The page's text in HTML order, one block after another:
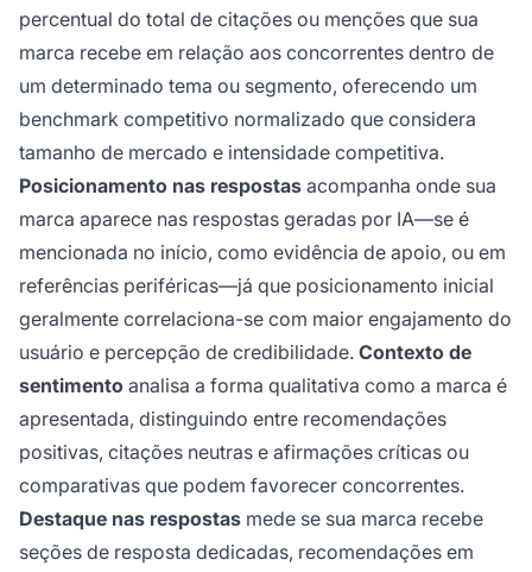
percentual do total de citações ou menções que sua
marca recebe em relação aos concorrentes dentro de
um determinado tema ou segmento, oferecendo um
benchmark competitivo normalizado que considera
tamanho de mercado e intensidade competitiva.
Posicionamento nas respostas acompanha onde sua
marca aparece nas respostas geradas por IA—se é
mencionada no início, como evidência de apoio, ou em
referências periféricas—já que posicionamento inicial
geralmente correlaciona-se com maior engajamento do
usuário e percepção de credibilidade. Contexto de
sentimento analisa a forma qualitativa como a marca é
apresentada, distinguindo entre recomendações
positivas, citações neutras e afirmações críticas ou
comparativas que podem favorecer concorrentes.
Destaque nas respostas mede se sua marca recebe
seções de resposta dedicadas, recomendações em